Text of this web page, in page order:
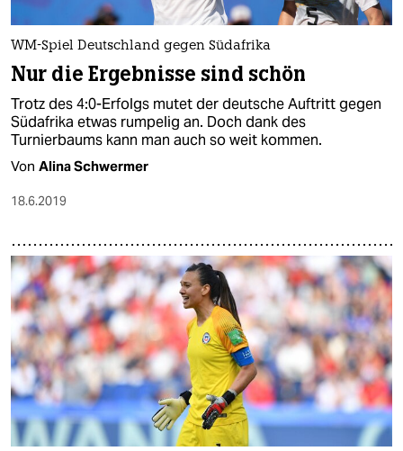
WM-Spiel Deutschland gegen Südafrika
Nur die Ergebnisse sind schön
Trotz des 4:0-Erfolgs mutet der deutsche Auftritt gegen
Südafrika etwas rumpelig an. Doch dank des
Turnierbaums kann man auch so weit kommen.
Von Alina Schwermer
18.6.2019